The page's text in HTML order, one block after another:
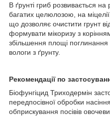
В ґрунті гриб розвивається
багатих целюлозою, на
що дозволяє очистити грунт
формувати мікоризу з
збільшення площі
вологи з ґрунту.
Рекомендації по
Біофунгіцид Триходермін
передпосівної обробки
обприскування посівів